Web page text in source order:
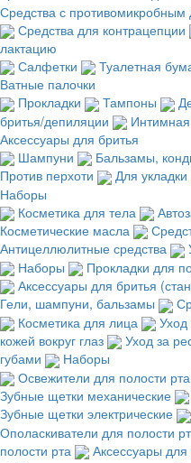
Средства с
Средства для контрацепции
лактацию
Салфетки
Туалетная
Ватные палочки
Прокладки
Тампоны
бритья/депиляции
Интимная
Аксессуары для бритья
Шампуни
Бальзамы,
Против перхоти
Для укладки
Наборы
Косметика для тела
Косметические масла
Антицеллюлитные средства
Наборы
Прокладки для
Аксессуары для бритья
Гели, шампуни, бальзамы
Косметика для лица
кожей вокруг глаз
Уход за
губами
Наборы
Освежители для полости рта
Зубные щетки механические
Зубные щетки электрические
Ополаскиватели для полости
полости рта
Аксессуары